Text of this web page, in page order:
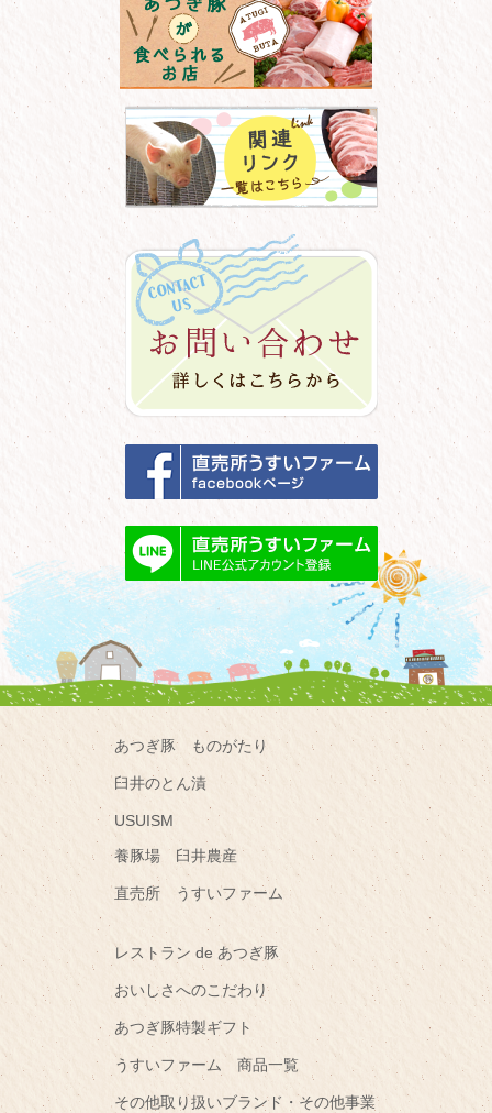
あつぎ豚 ものがたり
臼井のとん漬
USUISM
養豚場 臼井農産
直売所 うすいファーム
レストラン de あつぎ豚
おいしさへのこだわり
あつぎ豚特製ギフト
うすいファーム 商品一覧
その他取り扱いブランド・その他事業